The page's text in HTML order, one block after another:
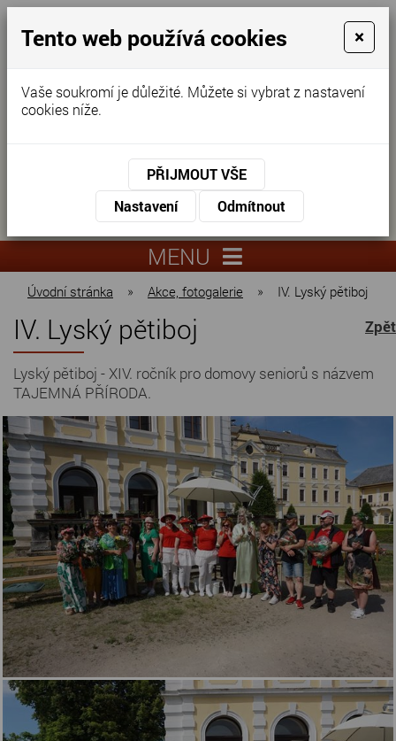
prohlídka
KONTAKTUJTE NÁS
KONTAKTUJTE NÁS
551
lysa.cz
MENU
Úvodní stránka » Akce, fotogalerie » IV. Lyský pětiboj
IV. Lyský pětiboj
Lyský pětiboj - XIV. ročník pro domovy seniorů s názvem
TAJEMNÁ PŘÍRODA.
Zpět
Tento web používá cookies ×
Vaše soukromí je důležité. Můžete si vybrat z nastavení
cookies níže.
PŘIJMOUT VŠE
Nastavení
Odmítnout